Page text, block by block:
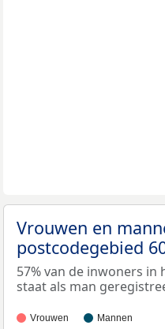
Vrouwen en
postcodegebied
57% van de inwoners in
staat als man
Vrouwen Mannen